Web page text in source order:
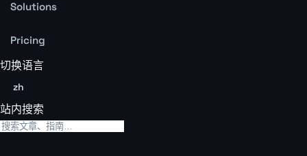
Solutions
Pricing
切换语言
zh
站内搜索